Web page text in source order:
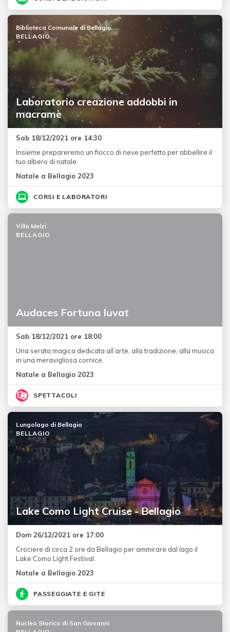
Laboratorio creazione addobbi in
macramè
Biblioteca Comunale di Bellagio
BELLAGIO
Sab 18/12/2021 ore 14:30
Insieme prepareremo un fiocco di neve perfetto per abbellire il
tuo albero di natale.
Natale a Bellagio 2023
CORSI E LABORATORI
Audaces Fortuna Iuvat
Villa Melzi
BELLAGIO
Sab 18/12/2021 ore 18:00
Una serata magica dedicata all’arte, alla tradizione, alla musica
in una meravigliosa cornice.
Natale a Bellagio 2023
SPETTACOLI
Lake Como Light Cruise - Bellagio
Lungolago di Bellagio
BELLAGIO
Dom 26/12/2021 ore 17:00
Crociere di circa 2 ore da Bellagio per ammirare dal lago il
Lake Como Light Festival.
Natale a Bellagio 2023
PASSEGGIATE E GITE
Nucleo Storico di San Giovanni